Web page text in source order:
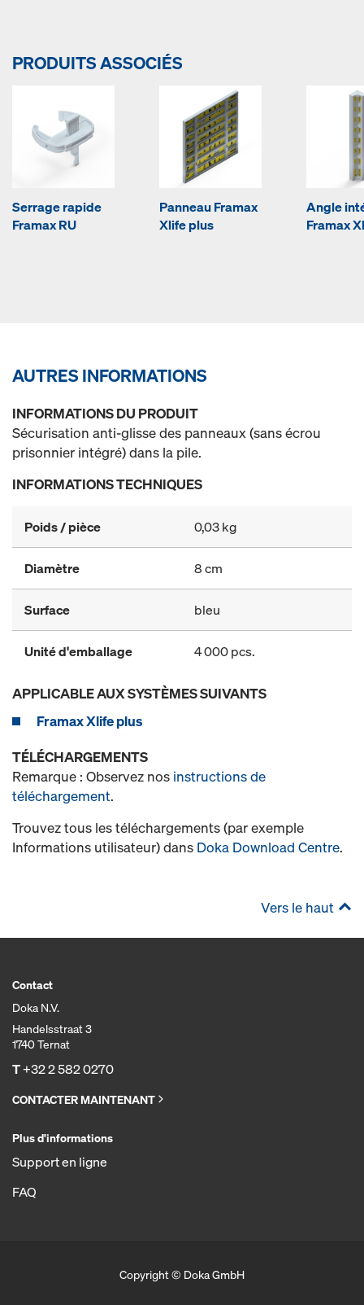
PRODUITS ASSOCIÉS
Serrage rapide
Framax RU
Panneau Framax
Xlife plus
Angle
Framax
AUTRES INFORMATIONS
INFORMATIONS DU PRODUIT
Sécurisation anti-glisse des panneaux (sans écrou
prisonnier intégré) dans la pile.
INFORMATIONS TECHNIQUES
Poids / pièce 0,03 kg
Diamètre 8 cm
Surface bleu
Unité d'emballage 4 000 pcs.
APPLICABLE AUX SYSTÈMES SUIVANTS
Framax Xlife plus
TÉLÉCHARGEMENTS
Remarque : Observez nos instructions de
téléchargement.
Trouvez tous les téléchargements (par exemple
Informations utilisateur) dans Doka Download Centre.
Vers le haut
Contact
Doka N.V.
Handelsstraat 3
1740 Ternat
T+32 2 582 0270
CONTACTER MAINTENANT
Plus d'informations
Support en ligne
FAQ
Copyright © Doka GmbH